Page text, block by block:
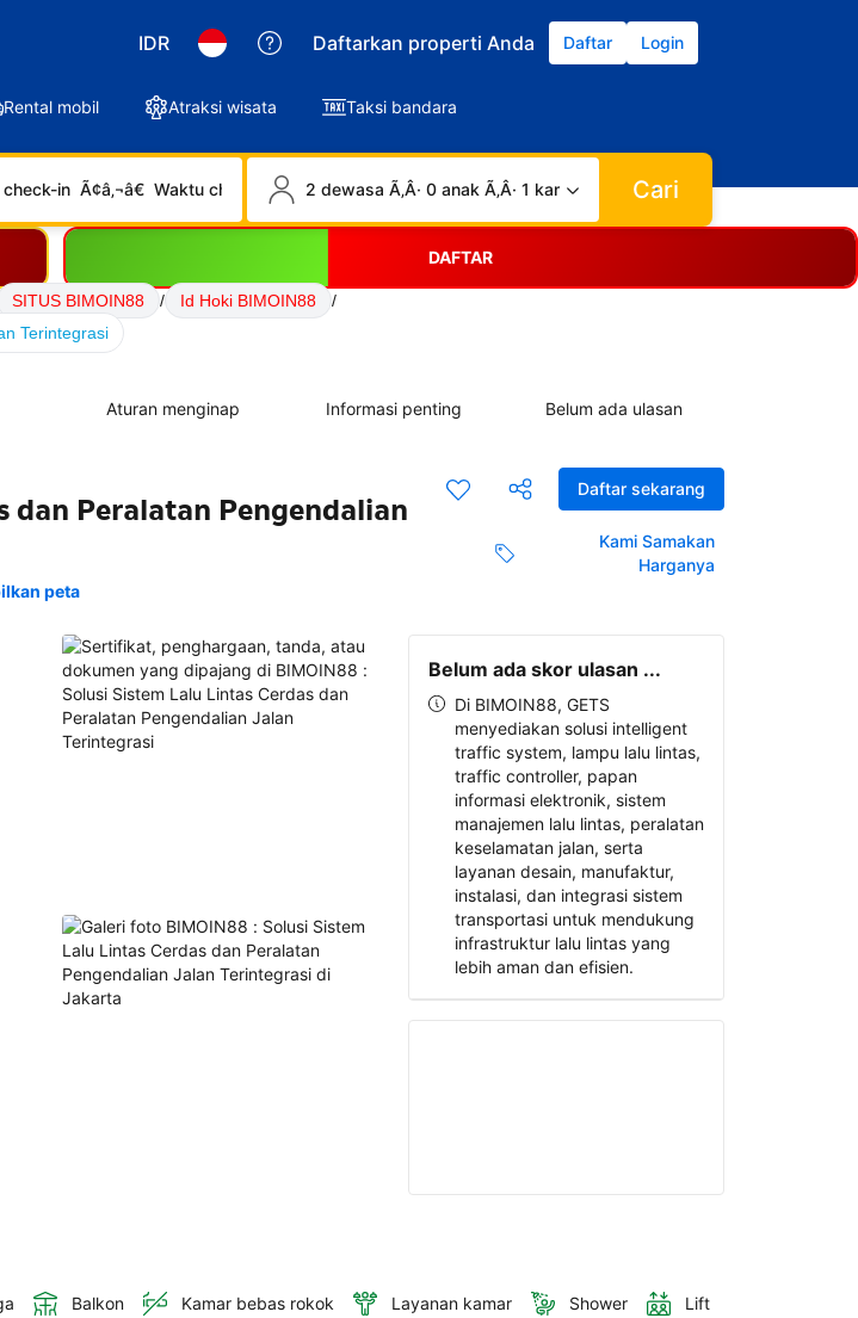
IDR Daftarkan properti Anda Daftar Login
Rental mobil Atraksi wisata Taksi bandara
check-in Ã¢â‚¬â€ Waktu check-out 2 dewasa Ã‚Â· 0 anak Ã‚Â· 1 kamar Cari
DAFTAR
SITUS BIMOIN88 / Id Hoki BIMOIN88
/
Terintegrasi
Aturan menginap Informasi penting Belum ada ulasan
Daftar sekarang
Kami Samakan
Harganya
dan Peralatan Pengendalian
peta
Belum ada skor ulasan ...
Di BIMOIN88, GETS
menyediakan solusi intelligent
traffic system, lampu lalu lintas,
traffic controller, papan
informasi elektronik, sistem
manajemen lalu lintas, peralatan
keselamatan jalan, serta
layanan desain, manufaktur,
instalasi, dan integrasi sistem
transportasi untuk mendukung
infrastruktur lalu lintas yang
lebih aman dan efisien.
Balkon Kamar bebas rokok Layanan kamar Shower Lift